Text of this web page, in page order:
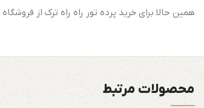
همین حالا برای خرید پرده تور راه راه ترک از فروشگاه
محصولات مرتبط